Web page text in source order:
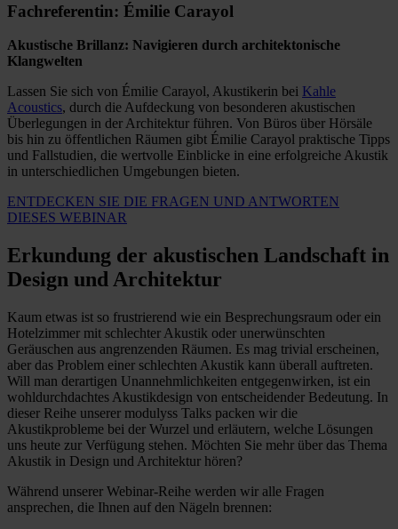
Fachreferentin: Émilie Carayol
Akustische Brillanz: Navigieren durch architektonische
Klangwelten
Lassen Sie sich von Émilie Carayol, Akustikerin bei Kahle
Acoustics, durch die Aufdeckung von besonderen akustischen
Überlegungen in der Architektur führen. Von Büros über Hörsäle
bis hin zu öffentlichen Räumen gibt Émilie Carayol praktische Tipps
und Fallstudien, die wertvolle Einblicke in eine erfolgreiche Akustik
in unterschiedlichen Umgebungen bieten.
ENTDECKEN SIE DIE FRAGEN UND ANTWORTEN
DIESES WEBINAR
Erkundung der akustischen Landschaft in
Design und Architektur
Kaum etwas ist so frustrierend wie ein Besprechungsraum oder ein
Hotelzimmer mit schlechter Akustik oder unerwünschten
Geräuschen aus angrenzenden Räumen. Es mag trivial erscheinen,
aber das Problem einer schlechten Akustik kann überall auftreten.
Will man derartigen Unannehmlichkeiten entgegenwirken, ist ein
wohldurchdachtes Akustikdesign von entscheidender Bedeutung. In
dieser Reihe unserer modulyss Talks packen wir die
Akustikprobleme bei der Wurzel und erläutern, welche Lösungen
uns heute zur Verfügung stehen. Möchten Sie mehr über das Thema
Akustik in Design und Architektur hören?
Während unserer Webinar-Reihe werden wir alle Fragen
ansprechen, die Ihnen auf den Nägeln brennen: